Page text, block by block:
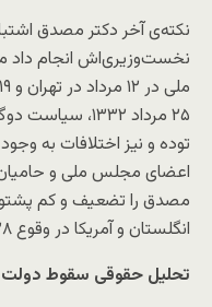
نکته‌ی آخر دکتر مصدق
نخست‌وزیری‌اش انجام داد
۲۵ مرداد
توده و نیز اختلافات به
اعضای مجلس ملی و حامیان
مصدق را تضعیف و کم
انگلستان و آمریکا در وقوع ۲۸ مرداد نقش داشت.
تحلیل حقوقی سقوط